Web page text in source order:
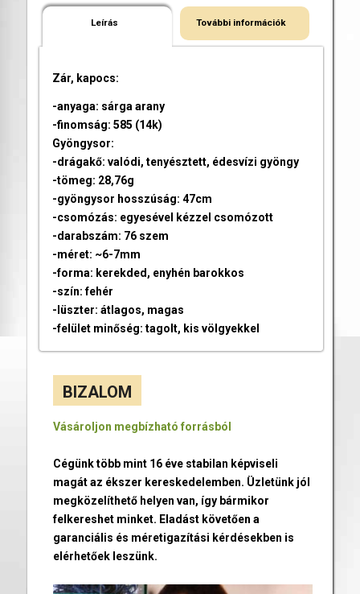
Leírás További információk
Zár, kapocs:
-anyaga: sárga arany
-finomság: 585 (14k)
Gyöngysor:
-drágakő: valódi, tenyésztett, édesvízi gyöngy
-tömeg: 28,76g
-gyöngysor hosszúság: 47cm
-csomózás: egyesével kézzel csomózott
-darabszám: 76 szem
-méret: ~6-7mm
-forma: kerekded, enyhén barokkos
-szín: fehér
-lüszter: átlagos, magas
-felület minőség: tagolt, kis völgyekkel
BIZALOM
Vásároljon megbízható forrásból
Cégünk több mint 16 éve stabilan képviseli
magát az ékszer kereskedelemben. Üzletünk jól
megközelíthető helyen van, így bármikor
felkereshet minket. Eladást követően a
garanciális és méretigazítási kérdésekben is
elérhetőek leszünk.